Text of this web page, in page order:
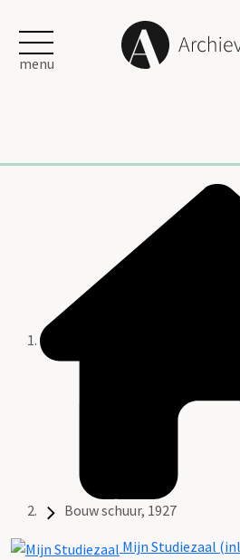
menu
Bouw schuur, 1927
Mijn Studiezaal